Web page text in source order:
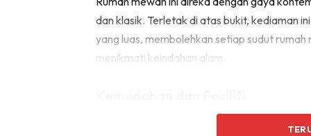
dan klasik. Terletak di atas bukit, kediaman
yang luas, membolehkan setiap sudut
menikmati keindahan alam.
Kediaman Katy Perry dilengkapi dengan